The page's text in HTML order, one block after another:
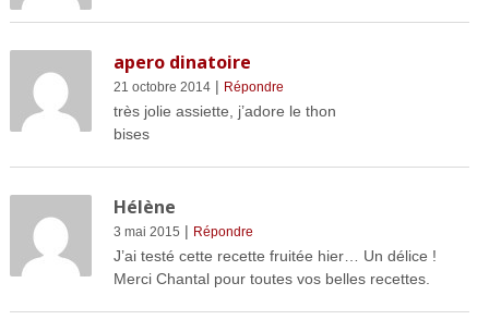
apero dinatoire
21 octobre 2014| Répondre
très jolie assiette, j’adore le thon
bises
Hélène
3 mai 2015 | Répondre
J’ai testé cette recette fruitée hier… Un délice !
Merci Chantal pour toutes vos belles recettes.